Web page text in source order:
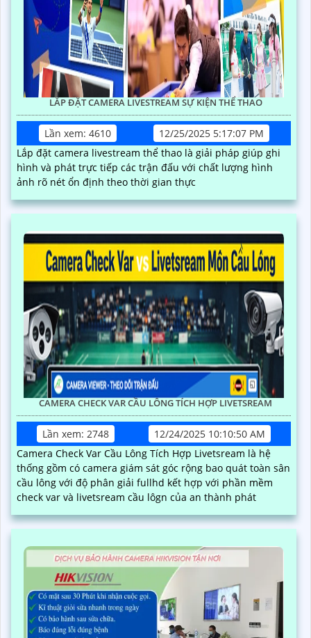
LẮP ĐẶT CAMERA LIVESTREAM SỰ KIỆN THỂ THAO
Lần xem: 4610
12/25/2025 5:17:07 PM
Lắp đặt camera livestream thể thao là giải pháp giúp ghi
hình và phát trực tiếp các trận đấu với chất lượng hình
ảnh rõ nét ổn định theo thời gian thực
CAMERA CHECK VAR CẦU LÔNG TÍCH HỢP LIVETSREAM
Lần xem: 2748
12/24/2025 10:10:50 AM
Camera Check Var Cầu Lông Tích Hợp Livetsream là hệ
thống gồm có camera giám sát góc rộng bao quát toàn sân
cầu lông với độ phân giải fullhd kết hợp với phần mềm
check var và livetsream cầu lôgn của an thành phát